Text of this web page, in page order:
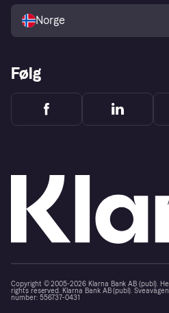
Norge
Følg
Copyright © 2005-2026 Klarna Bank AB (publ).
rights reserved. Klarna Bank AB (publ).
number: 556737-0431